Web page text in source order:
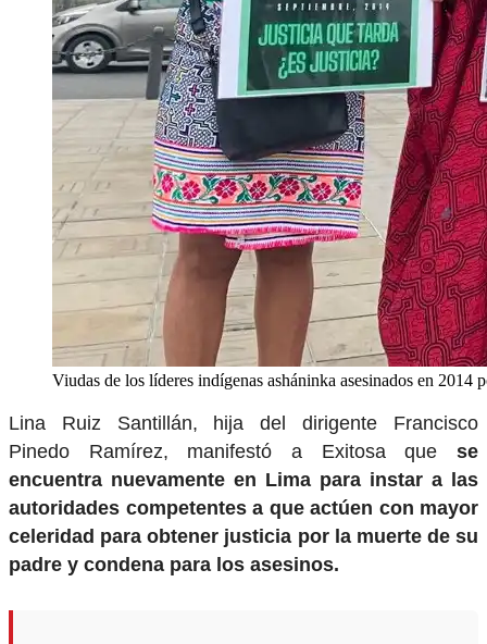
Viudas de los líderes indígenas asháninka asesinados en 2014
Lina Ruiz Santillán, hija del dirigente Francisco
Pinedo Ramírez, manifestó a Exitosa que se
encuentra nuevamente en Lima para instar a las
autoridades competentes a que actúen con mayor
celeridad para obtener justicia por la muerte de su
padre y condena para los asesinos.